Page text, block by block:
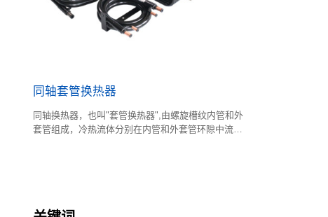
同轴套管换热器
同轴换热器，也叫"套管换热器",由螺旋槽纹内管和外
套管组成，冷热流体分别在内管和外套管环隙中流动